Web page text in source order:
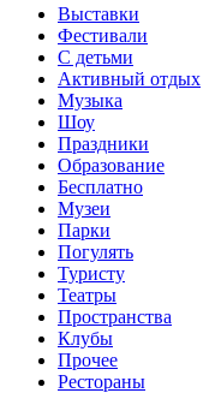
Выставки
Фестивали
С детьми
Активный отдых
Музыка
Шоу
Праздники
Образование
Бесплатно
Музеи
Парки
Погулять
Туристу
Театры
Пространства
Клубы
Прочее
Рестораны